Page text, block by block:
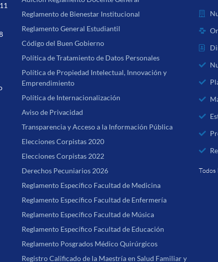
Reglamento de Bienestar Institucional
Reglamento General Estudiantil
Código del Buen Gobierno
Política de Tratamiento de Datos Personales
Política de Propiedad Intelectual, Innovación y
Emprendimiento
Política de Internacionalización
Aviso de Privacidad
Transparencia y Acceso a la Información Pública
Elecciones Corpistas 2020
Elecciones Corpistas 2022
Derechos Pecuniarios 2026
Reglamento Específico Facultad de Medicina
Reglamento Específico Facultad de Enfermería
Reglamento Específico Facultad de Música
Reglamento Específico Facultad de Educación
Reglamento Posgrados Médico Quirúrgicos
Registro Calificado de la Maestría en Salud Familiar y